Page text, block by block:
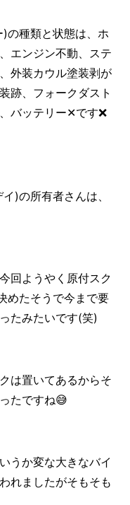
の種類と状態は、ホ
エンジン不動、ステ
外装カウル塗装剥が
跡、フォークダスト
バッテリー✕です❌
)の所有者さんは、
回ようやく原付スク
めたそうで今まで要
たみたいです(笑)
は置いてあるからそ
たですね😅
うか変な大きなバイ
れましたがそもそも